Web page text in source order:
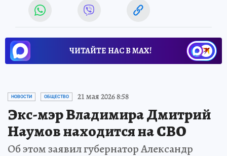
ЧИТАЙТЕ НАС В МАХ!
НОВОСТИ ОБЩЕСТВО 21 мая 2026 8:58
Экс-мэр Владимира Дмитрий
Наумов находится на СВО
Об этом заявил губернатор Александр